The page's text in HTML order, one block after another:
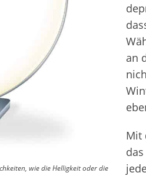
wie die Helligkeit oder die
an
Mit